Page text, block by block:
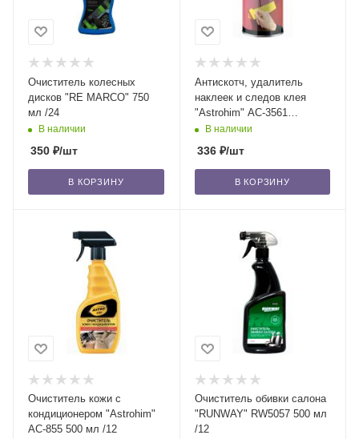
Очиститель колесных
дисков "RE MARCO" 750
мл /24
В наличии
350 ₽/шт
В КОРЗИНУ
Антискотч, удалитель
наклеек и следов клея
"Astrohim" АС-3561
аэрозоль, 210 мл /12
В наличии
336₽/шт
В КОРЗИНУ
Очиститель кожи с
кондиционером "Astrohim"
AC-855 500 мл /12
Очиститель обивки салона
"RUNWAY" RW5057 500 мл
/12